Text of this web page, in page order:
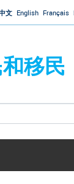
to navigation
文 English Français
移民